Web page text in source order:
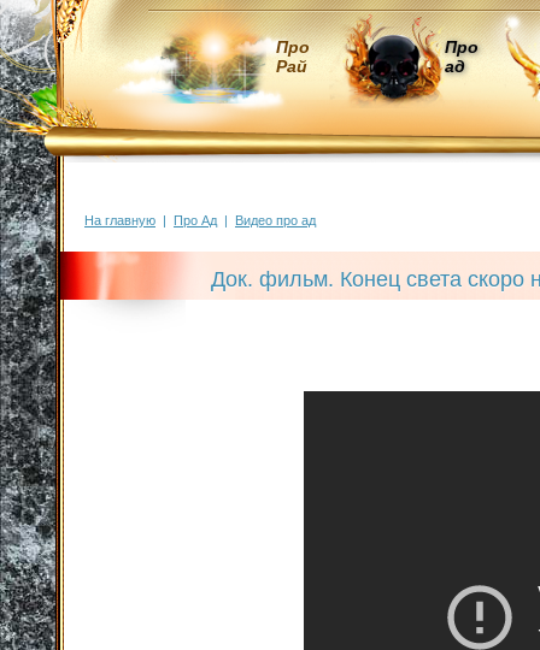
Про
Рай
Про
ад
На главную | Про Ад | Видео про ад
Док. фильм. Конец света скоро